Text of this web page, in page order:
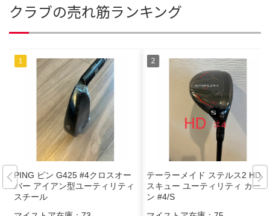
クラブの売れ筋ランキング
PING ピン G425 #4クロスオー
バー アイアン型ユーティリティ
スチール
テーラーメイド ステルス2 HDレ
スキュー ユーティリティ カーボ
ン #4/S